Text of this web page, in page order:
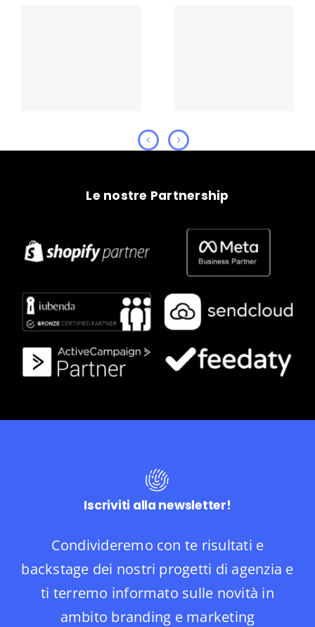
Le nostre Partnership
Iscriviti alla newsletter!
Condivideremo con te risultati e
backstage dei nostri progetti di agenzia e
ti terremo informato sulle novità in
ambito branding e marketing